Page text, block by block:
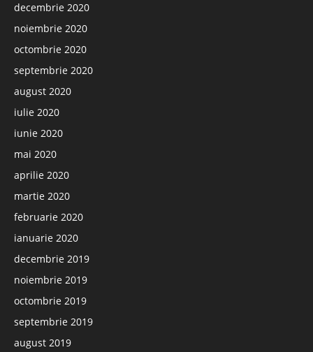
decembrie 2020
noiembrie 2020
octombrie 2020
septembrie 2020
august 2020
iulie 2020
iunie 2020
mai 2020
aprilie 2020
martie 2020
februarie 2020
ianuarie 2020
decembrie 2019
noiembrie 2019
octombrie 2019
septembrie 2019
august 2019